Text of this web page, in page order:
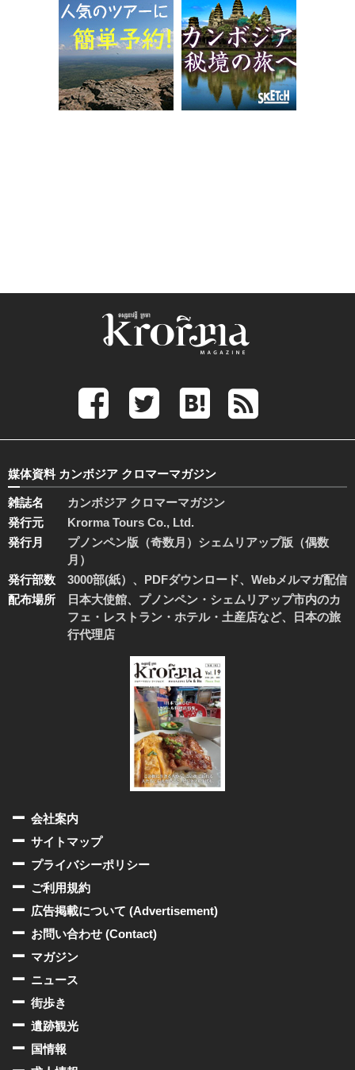
媒体資料 カンボジア クロマーマガジン
雑誌名
カンボジア クロマーマガジン
発行元
Krorma Tours Co., Ltd.
発行月
プノンペン版（奇数月）シェムリアップ版（偶数
月）
発行部数
3000部(紙）、PDFダウンロード、Webメルマガ配信
配布場所
日本大使館、プノンペン・シェムリアップ市内のカ
フェ・レストラン・ホテル・土産店など、日本の旅
行代理店
会社案内
サイトマップ
プライバシーポリシー
ご利用規約
広告掲載について (Advertisement)
お問い合わせ (Contact)
マガジン
ニュース
街歩き
遺跡観光
国情報